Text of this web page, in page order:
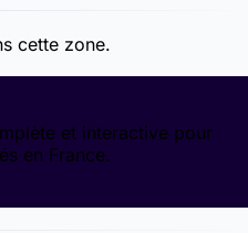
cette zone.
et interactive pour
en France.